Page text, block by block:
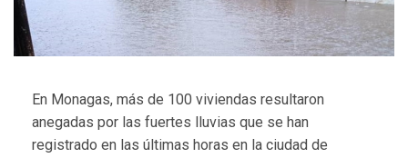
En Monagas, más de 100 viviendas resultaron
anegadas por las fuertes lluvias que se han
registrado en las últimas horas en la ciudad de